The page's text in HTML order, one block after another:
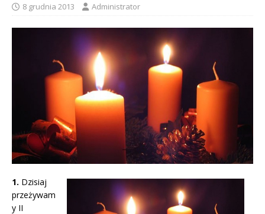
8 grudnia 2013 Administrator
1. Dzisiaj
przeżywam
y II